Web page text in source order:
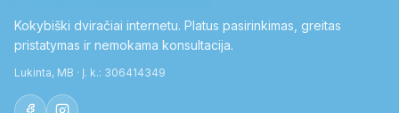
Kokybiški dviračiai internetu. Platus pasirinkimas, greitas
pristatymas ir nemokama konsultacija.
Lukinta, MB · Į. k.: 306414349